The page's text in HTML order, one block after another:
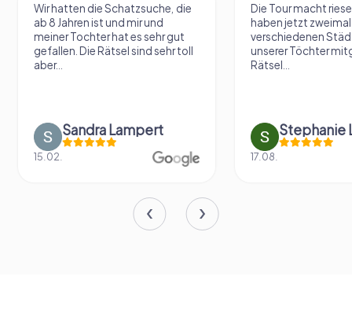
Wir hatten die Schatzsuche, die
ab 8 Jahren ist und mir und
meiner Tochter hat es sehr gut
gefallen. Die Rätsel sind sehr toll
aber...
Sandra Lampert
15.02.
Die Tour macht
haben jetzt zweimal
verschiedenen
unserer Töchter
Rätsel...
Stephanie
17.08.